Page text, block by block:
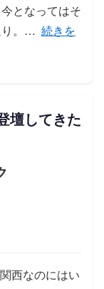
となってはそ
り。… 「ペチコン
続きを
壇してきた
西なのにはい